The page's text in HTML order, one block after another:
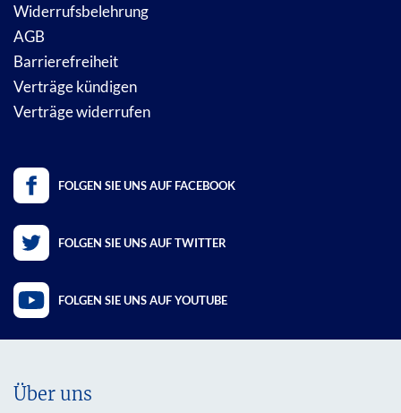
Widerrufsbelehrung
AGB
Barrierefreiheit
Verträge kündigen
Verträge widerrufen
FOLGEN SIE UNS AUF FACEBOOK
FOLGEN SIE UNS AUF TWITTER
FOLGEN SIE UNS AUF YOUTUBE
Über uns